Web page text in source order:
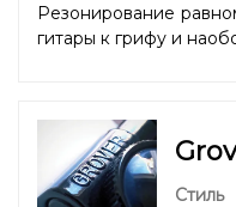
Резонирование
гитары к грифу и
Стиль